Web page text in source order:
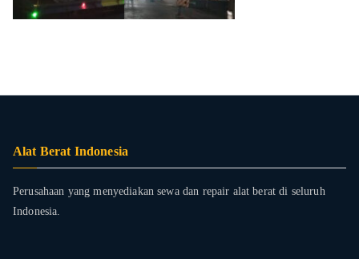
Alat Berat Indonesia
Perusahaan yang menyediakan sewa dan repair alat berat di seluruh
Indonesia.